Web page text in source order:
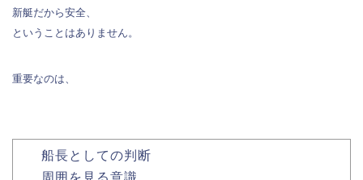
新艇だから安全、
ということはありません。
重要なのは、
船長としての判断
周囲を見る意識